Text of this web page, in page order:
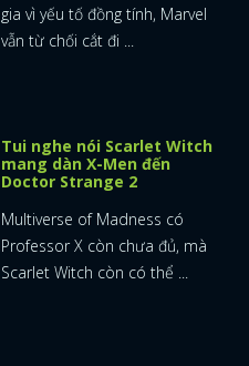
gia vì yếu tố đồng tính, Marvel
vẫn từ chối cắt đi ...
Tui nghe nói Scarlet Witch
mang dàn X-Men đến
Doctor Strange 2
Multiverse of Madness có
Professor X còn chưa đủ, mà
Scarlet Witch còn có thể ...